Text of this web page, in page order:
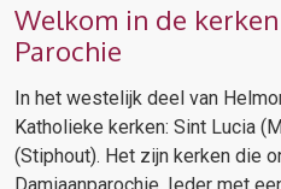
Welkom in de
Parochie
In het westelijk deel van
Katholieke kerken: Sint Lucia
(Stiphout). Het zijn kerken die